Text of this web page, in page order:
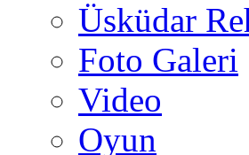
Üsküdar
Foto Galeri
Video
Oyun